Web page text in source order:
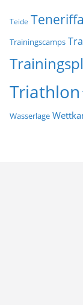
Teide Teneriffa
Trainingscamps
Triathlon
Wasserlage